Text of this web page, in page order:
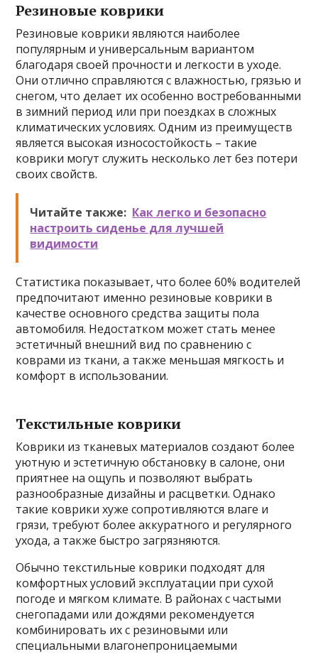
Резиновые коврики
Резиновые коврики являются наиболее
популярным и универсальным вариантом
благодаря своей прочности и легкости в уходе.
Они отлично справляются с влажностью, грязью и
снегом, что делает их особенно востребованными
в зимний период или при поездках в сложных
климатических условиях. Одним из преимуществ
является высокая износостойкость – такие
коврики могут служить несколько лет без потери
своих свойств.
Читайте также: Как легко и безопасно
настроить сиденье для лучшей
видимости
Статистика показывает, что более 60% водителей
предпочитают именно резиновые коврики в
качестве основного средства защиты пола
автомобиля. Недостатком может стать менее
эстетичный внешний вид по сравнению с
коврами из ткани, а также меньшая мягкость и
комфорт в использовании.
Текстильные коврики
Коврики из тканевых материалов создают более
уютную и эстетичную обстановку в салоне, они
приятнее на ощупь и позволяют выбрать
разнообразные дизайны и расцветки. Однако
такие коврики хуже сопротивляются влаге и
грязи, требуют более аккуратного и регулярного
ухода, а также быстро загрязняются.
Обычно текстильные коврики подходят для
комфортных условий эксплуатации при сухой
погоде и мягком климате. В районах с частыми
снегопадами или дождями рекомендуется
комбинировать их с резиновыми или
специальными влагонепроницаемыми